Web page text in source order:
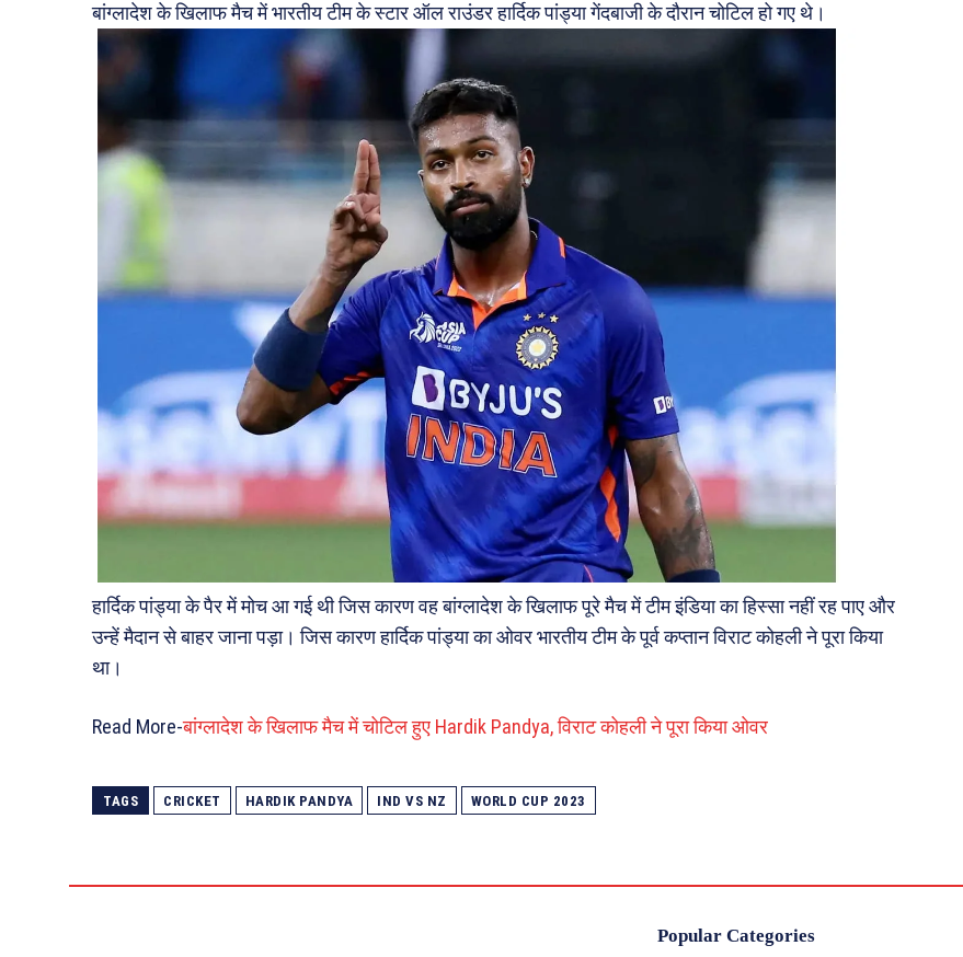
बांग्लादेश के खिलाफ मैच में भारतीय टीम के स्टार ऑल राउंडर हार्दिक पांड्या गेंदबाजी के दौरान चोटिल हो गए थे।
हार्दिक पांड्या के पैर में मोच आ गई थी जिस कारण वह बांग्लादेश के खिलाफ पूरे मैच में टीम इंडिया का हिस्सा नहीं रह पाए और
उन्हें मैदान से बाहर जाना पड़ा। जिस कारण हार्दिक पांड्या का ओवर भारतीय टीम के पूर्व कप्तान विराट कोहली ने पूरा किया
था।
Read More-बांग्लादेश के खिलाफ मैच में चोटिल हुए Hardik Pandya, विराट कोहली ने पूरा किया ओवर
TAGS CRICKET HARDIK PANDYA IND VS NZ WORLD CUP 2023
Popular Categories